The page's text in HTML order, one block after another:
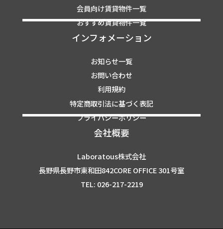
会員向け賃貸物件一覧
おすすめ賃貸物件一覧
インフォメーション
お知らせ一覧
お問い合わせ
利用規約
特定商取引法に基づく表記
プライバシーポリシー
会社概要
Laboratous株式会社
長野県長野市東和田842CORE OFFICE 301号室
TEL: 026-217-2219